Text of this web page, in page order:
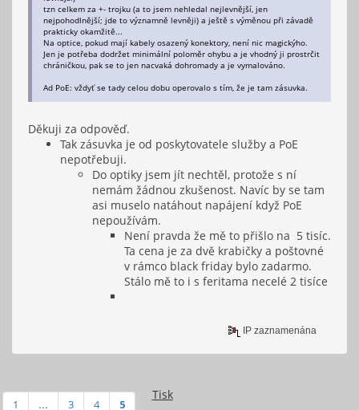
tzn celkem za +- trojku (a to jsem nehledal nejlevnější, jen
nejpohodlnější; jde to významně levněji) a ještě s výměnou při závadě
prakticky okamžitě...
Na optice, pokud mají kabely osazený konektory, není nic magickýho.
Jen je potřeba dodržet minimální poloměr ohybu a je vhodný ji prostrčit
chráničkou, pak se to jen nacvaká dohromady a je vymalováno.
Ad PoE: vždyť se tady celou dobu operovalo s tím, že je tam zásuvka.
Děkuji za odpověď.
Tak zásuvka je od poskytovatele služby a PoE
nepotřebuji.
Do optiky jsem jít nechtěl, protože s ní
nemám žádnou zkušenost. Navíc by se tam
asi muselo natáhout napájení když PoE
nepoužívám.
Není pravda že mě to přišlo na 5 tisíc.
Ta cena je za dvě krabičky a poštovné
v rámco black friday bylo zadarmo.
Stálo mě to i s feritama necelé 2 tisíce
IP zaznamenána
Tisk
1 ... 3 4 5